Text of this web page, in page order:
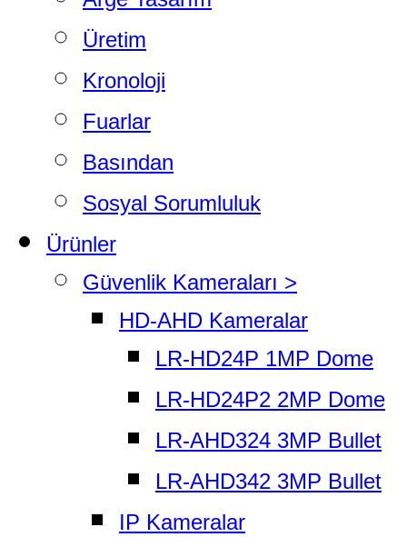
Üretim
Kronoloji
Fuarlar
Basından
Sosyal Sorumluluk
Ürünler
Güvenlik Kameraları >
HD-AHD Kameralar
LR-HD24P 1MP Dome
LR-HD24P2 2MP Dome
LR-AHD324 3MP Bullet
LR-AHD342 3MP Bullet
IP Kameralar